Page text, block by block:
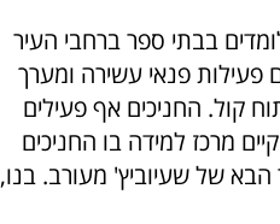
מכל הארץ שלומדים בבתי ספר ברחבי העיר
פעילות פנאי עשירה ומערך
קול. החניכים אף פעילים
מרכז למידה בו החניכים
הבא של שעיוביץ' מעורב. בנו,